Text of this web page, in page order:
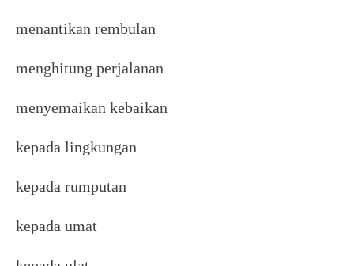
menantikan rembulan
menghitung perjalanan
menyemaikan kebaikan
kepada lingkungan
kepada rumputan
kepada umat